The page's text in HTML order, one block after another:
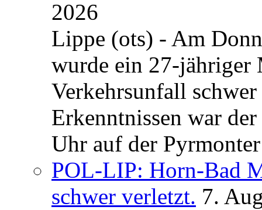
2026
Lippe (ots) - Am
wurde ein 27-jähriger
Verkehrsunfall
Erkenntnissen war
Uhr auf der
POL-LIP: Horn-Bad
schwer verletzt. 7.